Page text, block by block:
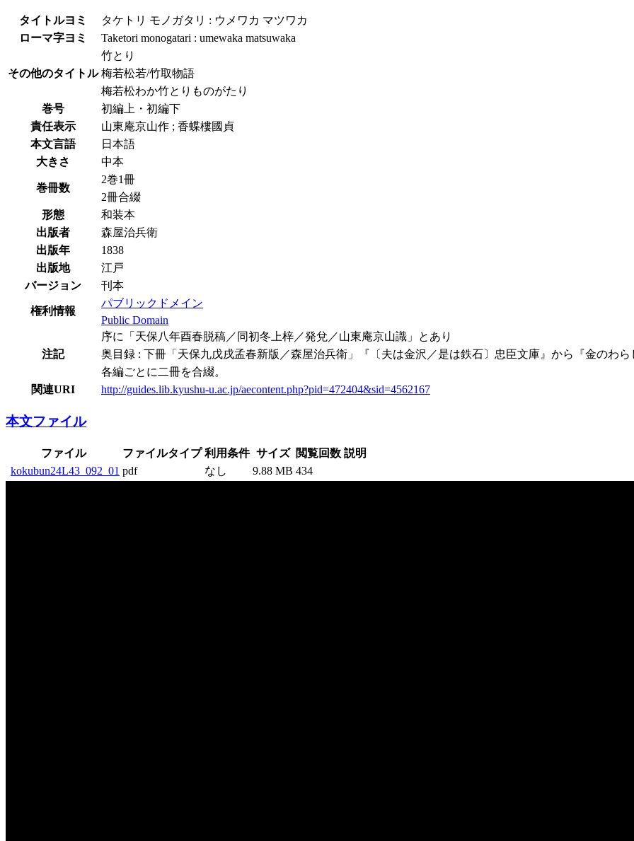
タイトルヨミ
タケトリ モノガタリ : ウメワカ マツワカ
ローマ字ヨミ
Taketori monogatari : umewaka matsuwaka
その他のタイトル
竹とり
梅若松若/竹取物語
梅若松わか竹とりものがたり
巻号
初編上・初編下
責任表示
山東庵京山作 ; 香蝶樓國貞
本文言語
日本語
大きさ
中本
巻冊数
2巻1冊
2冊合綴
形態
和装本
出版者
森屋治兵衛
出版年
1838
出版地
江戸
バージョン
刊本
権利情報
パブリックドメイン
Public Domain
注記
序に「天保八年酉春脱稿／同初冬上梓／発兌／山東庵京山識」とあり
奥目録 : 下冊「天保九戊戌孟春新版／森屋治兵衛」『〔夫は金沢／是は鉄石〕忠臣文庫』から『金のわら
各編ごとに二冊を合綴。
関連URI
http://guides.lib.kyushu-u.ac.jp/aecontent.php?pid=472404&sid=4562167
本文ファイル
ファイル ファイルタイプ 利用条件 サイズ 閲覧回数 説明
kokubun24L43_092_01 pdf なし 9.88 MB 434